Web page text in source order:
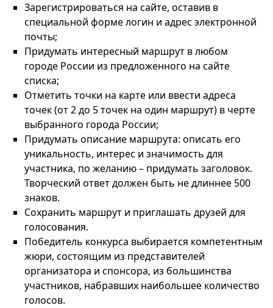
Зарегистрироваться на сайте, оставив в
специальной форме логин и адрес электронной
почты;
Придумать интересный маршрут в любом
городе России из предложенного на сайте
списка;
Отметить точки на карте или ввести адреса
точек (от 2 до 5 точек на один маршрут) в черте
выбранного города России;
Придумать описание маршрута: описать его
уникальность, интерес и значимость для
участника, по желанию – придумать заголовок.
Творческий ответ должен быть не длиннее 500
знаков.
Сохранить маршрут и приглашать друзей для
голосования.
Победитель конкурса выбирается компетентным
жюри, состоящим из представителей
организатора и спонсора, из большинства
участников, набравших наибольшее количество
голосов.